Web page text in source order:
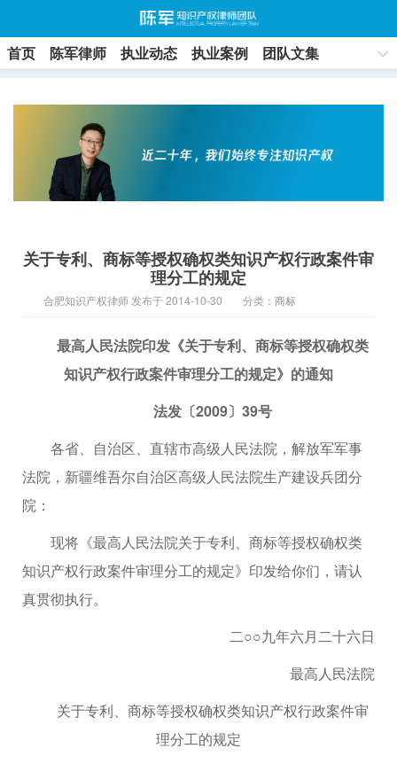
首页 陈军律师 执业动态 执业案例
团队文集
关于专利、商标等授权确权类知识产权行政案件审
理分工的规定
合肥知识产权律师 发布于 2014-10-30 分类： 商标
最高人民法院印发《关于专利、商标等授权确权类
知识产权行政案件审理分工的规定》的通知
法发〔2009〕39号
各省、自治区、直辖市高级人民法院，解放军军事
法院，新疆维吾尔自治区高级人民法院生产建设兵团分
院：
现将《最高人民法院关于专利、商标等授权确权类
知识产权行政案件审理分工的规定》印发给你们，请认
真贯彻执行。
二○○九年六月二十六日
最高人民法院
关于专利、商标等授权确权类知识产权行政案件审
理分工的规定